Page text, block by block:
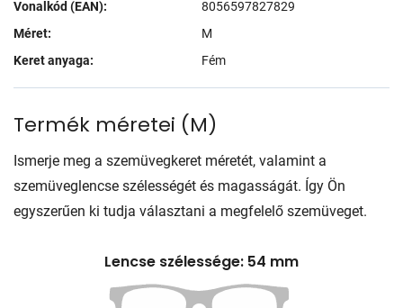
Vonalkód (EAN):
8056597827829
Méret:
M
Keret anyaga:
Fém
Termék méretei (M)
Ismerje meg a szemüvegkeret méretét, valamint a
szemüveglencse szélességét és magasságát. Így Ön
egyszerűen ki tudja választani a megfelelő szemüveget.
Lencse szélessége: 54 mm